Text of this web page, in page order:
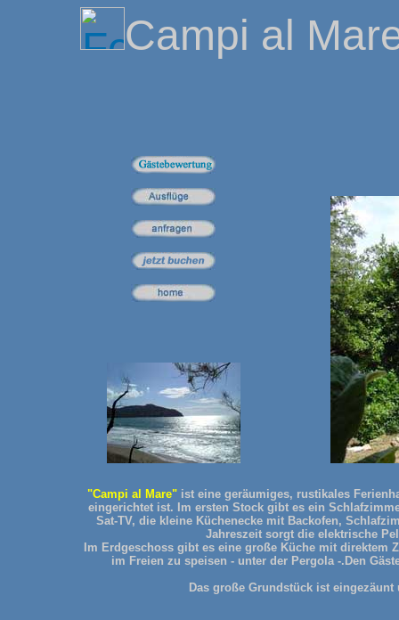
Campi al
"Campi al Mare" ist eine geräumiges, rustikales
eingerichtet ist. Im ersten Stock gibt es ein
Sat-TV, die kleine Küchenecke mit Backofen,
Jahreszeit sorgt die elektrische
Im Erdgeschoss gibt es eine große Küche mit direktem
im Freien zu speisen - unter der Pergola -.Den
Das große Grundstück ist